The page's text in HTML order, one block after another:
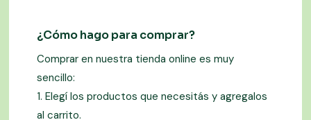
¿Cómo hago para comprar?
Comprar en nuestra tienda online es muy
sencillo:
1. Elegí los productos que necesitás y agregalos
al carrito.